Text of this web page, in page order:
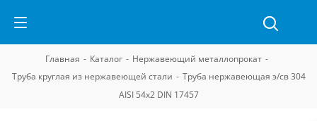
Главная - Каталог - Нержавеющий металлопрокат -
Труба круглая из нержавеющей стали - Труба нержавеющая э/св 304
AISI 54х2 DIN 17457